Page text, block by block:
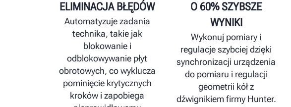
ELIMINACJA BŁĘDÓW
Automatyzuje zadania
technika, takie jak
blokowanie i
odblokowywanie płyt
obrotowych, co wyklucza
pominięcie krytycznych
kroków i zapobiega
O 60% SZYBSZE
WYNIKI
Wykonuj pomiary i
regulacje szybciej dzięki
synchronizacji urządzenia
do pomiaru i regulacji
geometrii kół z
dźwignikiem firmy Hunter.